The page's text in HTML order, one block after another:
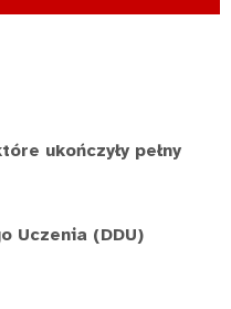
ukończyły pełny
Uczenia (DDU)